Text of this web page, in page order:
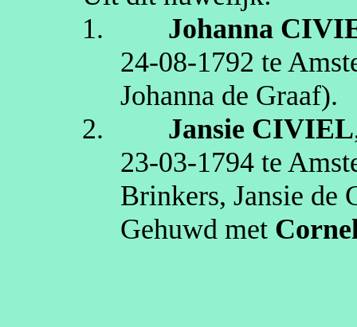
1.
Johanna
24‑08‑1792 te
Johanna de Graaf).
2.
Jansie CIVIEL
23‑03‑1794 te
Brinkers,Jansie de
Gehuwd met